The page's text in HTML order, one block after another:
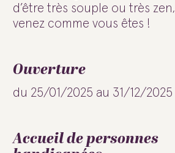
d’être très souple ou très zen,
venez comme vous êtes !
Ouverture
du 25/01/2025 au 31/12/2025
Accueil de personnes